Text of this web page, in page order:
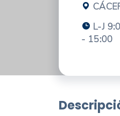
L-J
- 15:00